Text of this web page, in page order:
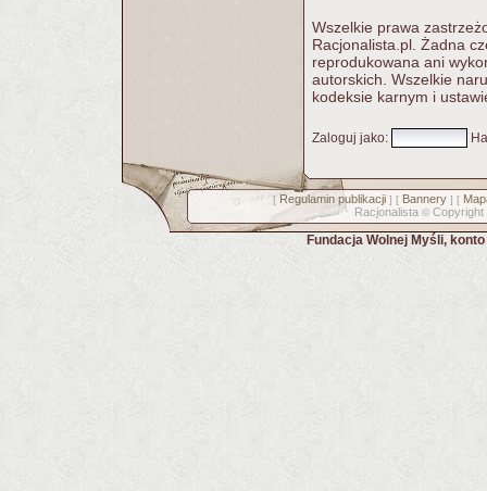
Wszelkie prawa
Racjonalista.pl. Żadna
reprodukowana ani
autorskich. Wszelkie
kodeksie karnym i
Zaloguj jako:
[ Regulamin publikacji] [ Bannery] [
Racjonalista © Copyright
Fundacja Wolnej Myśli,